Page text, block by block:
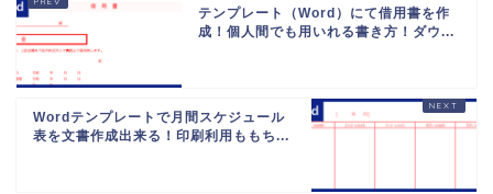
テンプレート（Word）にて借用書を作
成！個人間でも用いれる書き方！ダウ...
Wordテンプレートで月間スケジュール
表を文書作成出来る！印刷利用ももち...